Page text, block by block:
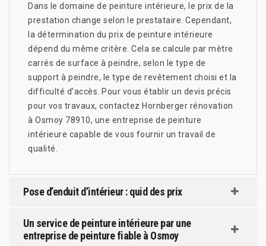
Dans le domaine de peinture intérieure, le prix de la
prestation change selon le prestataire. Cependant,
la détermination du prix de peinture intérieure
dépend du même critère. Cela se calcule par mètre
carrés de surface à peindre, selon le type de
support à peindre, le type de revêtement choisi et la
difficulté d’accès. Pour vous établir un devis précis
pour vos travaux, contactez Hornberger rénovation
à Osmoy 78910, une entreprise de peinture
intérieure capable de vous fournir un travail de
qualité.
Pose d’enduit d’intérieur : quid des prix
Un service de peinture intérieure par une
entreprise de peinture fiable à Osmoy